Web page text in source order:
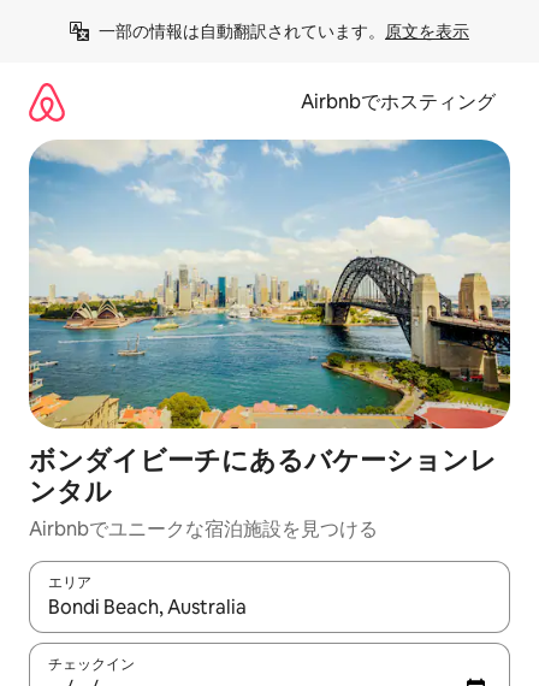
一部の情報は自動翻訳されています。 原文を表示
Airbnbでホスティング
ボンダイビーチにあるバケーションレ
ンタル
Airbnbでユニークな宿泊施設を見つける
エリア
検索結果が表示されたら、上下の矢印キーを使って移動するか
チェックイン